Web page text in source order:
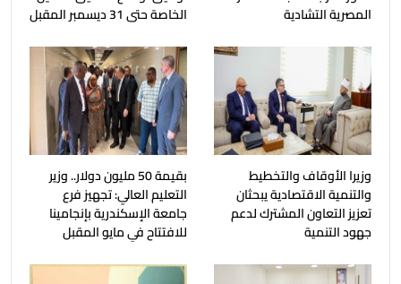
المصرية التشادية
الخاصة حتى 31 ديسمبر المقبل
وزيرا الأوقاف والتخطيط
والتنمية الاقتصادية يبحثان
تعزيز التعاون المشترك لدعم
جهود التنمية
بقيمة 50 مليون دولار.. وزير
التعليم العالي: تجهيز فرع
جامعة الإسكندرية بإنجامينا
للافتتاح في مايو المقبل